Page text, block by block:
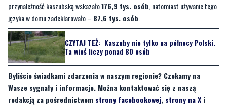
CZYTAJ TEŻ: Kaszuby nie tylko na północy Polski.
Ta wieś liczy ponad 80 osób
Byliście świadkami zdarzenia w naszym regionie? Czekamy na
Wasze sygnały i informacje. Można kontaktować się z naszą
redakcją za pośrednictwemstrony facebookowej,strony na Xi
mailowo:redakcja@nadmorski24.pl. Dyżurujemy także pod
numerem telefonu 729 715 670.